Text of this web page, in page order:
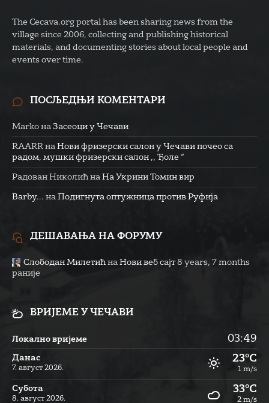
The Cecava.org portal has been sharing news from the
village since 2006, collecting and publishing historical
materials, and documenting stories about local people and
events over time.
ПОСЉЕДЊИ КОМЕНТАРИ
Marko на Засеоци у Чечави
RAARR на Нови фризерски салон у Чечави почео са
радом, мушки фризерски салон ,, Ђоле “
Радован Николић на На Укрини Томин вир
Barby... на Подигнута оптужница против Руфија
ДЕШАВАЊА НА ФОРУМУ
Слободан Милетић на Нови веб сајт 8 years, 7 months
раније
ВРИЈЕМЕ У ЧЕЧАВИ
Локално вријеме 03:49
Данас
7. август 2026.
23°C
1 m/s
Субота
8. август 2026.
33°C
2 m/s